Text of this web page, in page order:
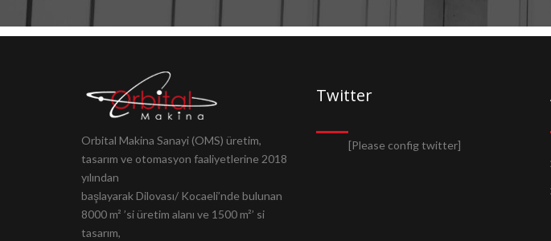
Orbital Makina Sanayi (OMS) üretim,
tasarım ve otomasyon faaliyetlerine 2018
yılından
başlayarak Dilovası/ Kocaeli’nde bulunan
8000 m² ’si üretim alanı ve 1500 m²’ si
tasarım,
Twitter
[Please config twitter]